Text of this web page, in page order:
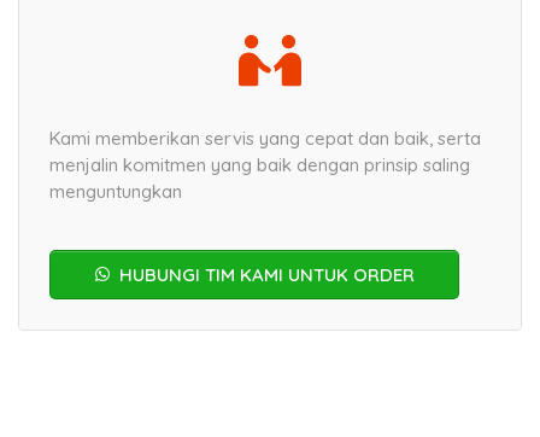
Kami memberikan servis yang cepat dan baik, serta
menjalin komitmen yang baik dengan prinsip saling
menguntungkan
HUBUNGI TIM KAMI UNTUK ORDER